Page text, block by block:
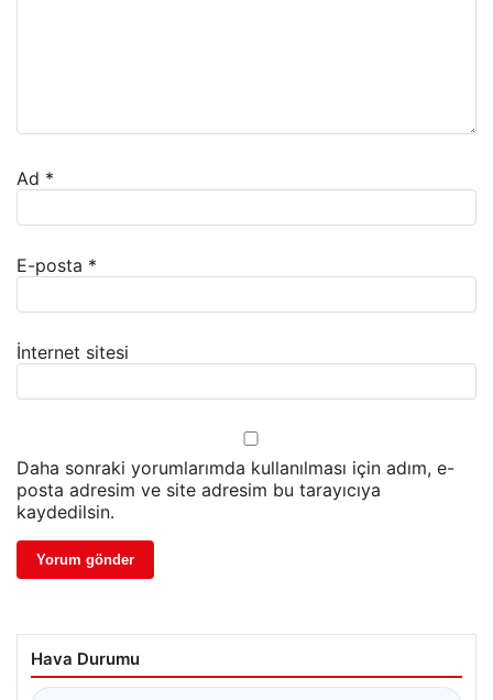
Ad *
E-posta *
İnternet sitesi
Daha sonraki yorumlarımda kullanılması için adım, e-
posta adresim ve site adresim bu tarayıcıya
kaydedilsin.
Hava Durumu